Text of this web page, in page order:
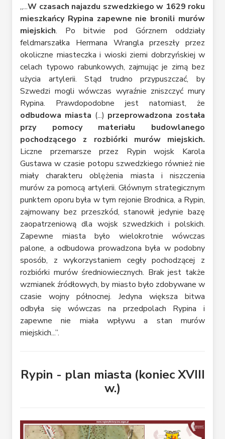
„...W czasach najazdu szwedzkiego w 1629 roku
mieszkańcy Rypina zapewne nie bronili murów
miejskich. Po bitwie pod Górznem oddziały
feldmarszałka Hermana Wrangla przeszły przez
okoliczne miasteczka i wioski ziemi dobrzyńskiej w
celach typowo rabunkowych, zajmując je zimą bez
użycia artylerii. Stąd trudno przypuszczać, by
Szwedzi mogli wówczas wyraźnie zniszczyć mury
Rypina. Prawdopodobne jest natomiast, że
odbudowa miasta (...) przeprowadzona została
przy pomocy materiału budowlanego
pochodzącego z rozbiórki murów miejskich.
Liczne przemarsze przez Rypin wojsk Karola
Gustawa w czasie potopu szwedzkiego również nie
miały charakteru oblężenia miasta i niszczenia
murów za pomocą artylerii. Głównym strategicznym
punktem oporu była w tym rejonie Brodnica, a Rypin,
zajmowany bez przeszkód, stanowił jedynie bazę
zaopatrzeniową dla wojsk szwedzkich i polskich.
Zapewne miasta było wielokrotnie wówczas
palone, a odbudowa prowadzona była w podobny
sposób, z wykorzystaniem cegły pochodzącej z
rozbiórki murów średniowiecznych. Brak jest także
wzmianek źródłowych, by miasto było zdobywane w
czasie wojny północnej. Jedyna większa bitwa
odbyła się wówczas na przedpolach Rypina i
zapewne nie miała wpływu a stan murów
miejskich...”.
Rypin - plan miasta (koniec XVIII
w.)